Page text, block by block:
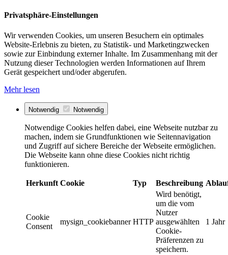
Privatsphäre-Einstellungen
Wir verwenden Cookies, um unseren Besuchern ein optimales
Website-Erlebnis zu bieten, zu Statistik- und Marketingzwecken
sowie zur Einbindung externer Inhalte. Im Zusammenhang mit der
Nutzung dieser Technologien werden Informationen auf Ihrem
Gerät gespeichert und/oder abgerufen.
Mehr lesen
Notwendig Notwendig
Notwendige Cookies helfen dabei, eine Webseite nutzbar zu
machen, indem sie Grundfunktionen wie Seitennavigation
und Zugriff auf sichere Bereiche der Webseite ermöglichen.
Die Webseite kann ohne diese Cookies nicht richtig
funktionieren.
Herkunft Cookie Typ Beschreibung
Cookie
Consent
mysign_cookiebanner HTTP
Wird benötigt,
um die vom
Nutzer
ausgewählten
Cookie-
Präferenzen zu
speichern.
1 Jahr